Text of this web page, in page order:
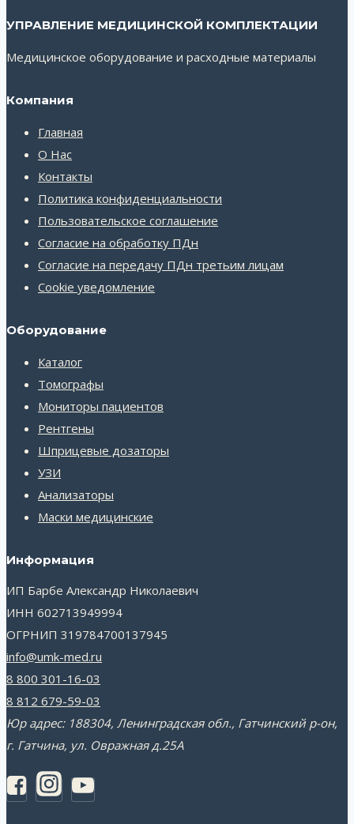
УПРАВЛЕНИЕ МЕДИЦИНСКОЙ КОМПЛЕКТАЦИИ
Медицинское оборудование и расходные материалы
Компания
Главная
О Нас
Контакты
Политика конфиденциальности
Пользовательское соглашение
Согласие на обработку ПДн
Согласие на передачу ПДн третьим лицам
Cookie уведомление
Оборудование
Каталог
Томографы
Мониторы пациентов
Рентгены
Шприцевые дозаторы
УЗИ
Анализаторы
Маски медицинские
Информация
ИП Барбе Александр Николаевич
ИНН 602713949994
ОГРНИП 319784700137945
info@umk-med.ru
8 800 301-16-03
8 812 679-59-03
Юр адрес: 188304, Ленинградская обл., Гатчинский р-он,
г. Гатчина, ул. Овражная д.25А